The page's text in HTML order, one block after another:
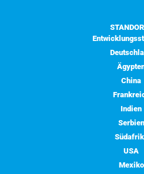
China
Indien
Serbien
USA
Mexiko